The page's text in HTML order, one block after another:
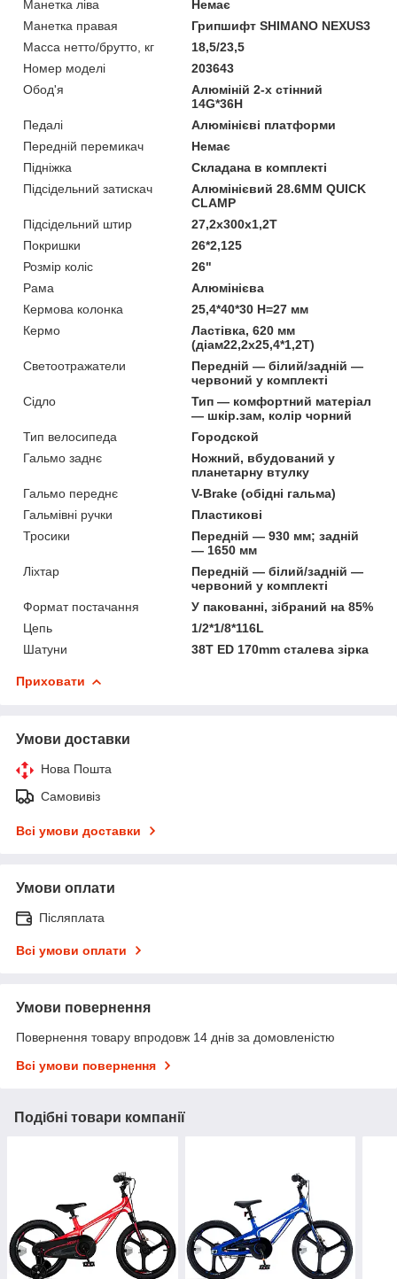
Манетка ліва
Немає
Манетка правая
Грипшифт SHIMANO NEXUS3
Масса нетто/брутто, кг
18,5/23,5
Номер моделі
203643
Обод'я
Алюміній 2-х стінний
14G*36H
Педалі
Алюмінієві платформи
Передній перемикач
Немає
Підніжка
Складана в комплекті
Підсідельний затискач
Алюмінієвий 28.6MM QUICK
CLAMP
Підсідельний штир
27,2х300х1,2T
Покришки
26*2,125
Розмір коліс
26"
Рама
Алюмінієва
Кермова колонка
25,4*40*30 H=27 мм
Кермо
Ластівка, 620 мм
(діам22,2х25,4*1,2Т)
Светоотражатели
Передній — білий/задній —
червоний у комплекті
Сідло
Тип — комфортний матеріал
— шкір.зам, колір чорний
Тип велосипеда
Городской
Гальмо заднє
Ножний, вбудований у
планетарну втулку
Гальмо переднє
V-Brake (обідні гальма)
Гальмівні ручки
Пластикові
Тросики
Передній — 930 мм; задній
— 1650 мм
Ліхтар
Передній — білий/задній —
червоний у комплекті
Формат постачання
У пакованні, зібраний на 85%
Цепь
1/2*1/8*116L
Шатуни
38T ED 170mm сталева зірка
Приховати
Умови доставки
Нова Пошта
Самовивіз
Всі умови доставки
Умови оплати
Післяплата
Всі умови оплати
Умови повернення
Повернення товару впродовж 14 днів за домовленістю
Всі умови повернення
Подібні товари компанії